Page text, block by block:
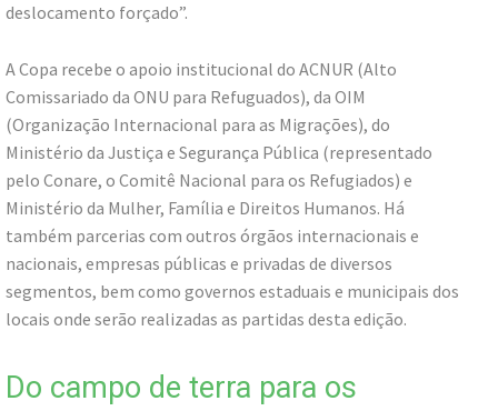
deslocamento forçado”.
A Copa recebe o apoio institucional do ACNUR (Alto
Comissariado da ONU para Refuguados), da OIM
(Organização Internacional para as Migrações), do
Ministério da Justiça e Segurança Pública (representado
pelo Conare, o Comitê Nacional para os Refugiados) e
Ministério da Mulher, Família e Direitos Humanos. Há
também parcerias com outros órgãos internacionais e
nacionais, empresas públicas e privadas de diversos
segmentos, bem como governos estaduais e municipais dos
locais onde serão realizadas as partidas desta edição.
Do campo de terra para os